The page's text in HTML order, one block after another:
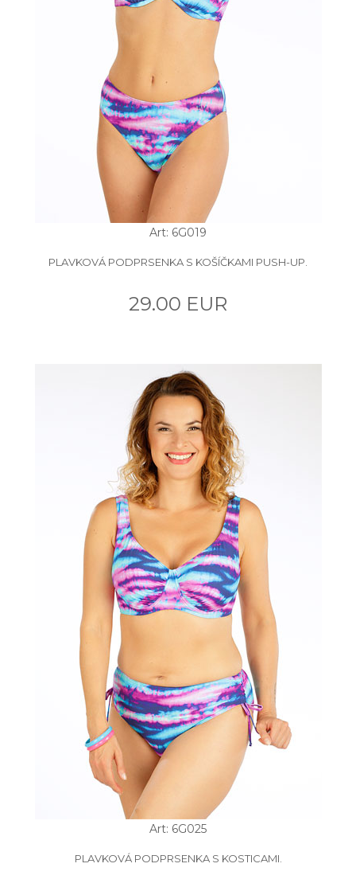
Art: 6G019
PLAVKOVÁ PODPRSENKA S KOŠÍČKAMI PUSH-UP.
29.00 EUR
Art: 6G025
PLAVKOVÁ PODPRSENKA S KOSTICAMI.